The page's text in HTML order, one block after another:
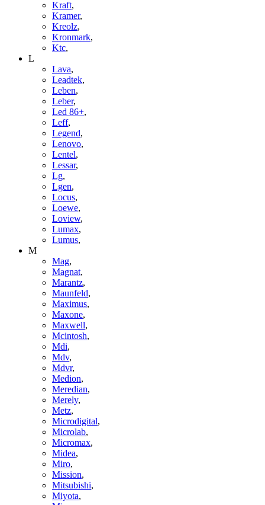
Kraft,
Kramer,
Kreolz,
Kronmark,
Ktc,
L
Lava,
Leadtek,
Leben,
Leber,
Led 86+,
Leff,
Legend,
Lenovo,
Lentel,
Lessar,
Lg,
Lgen,
Locus,
Loewe,
Loview,
Lumax,
Lumus,
M
Mag,
Magnat,
Marantz,
Maunfeld,
Maximus,
Maxone,
Maxwell,
Mcintosh,
Mdi,
Mdv,
Mdvr,
Medion,
Meredian,
Merely,
Metz,
Microdigital,
Microlab,
Micromax,
Midea,
Miro,
Mission,
Mitsubishi,
Miyota,